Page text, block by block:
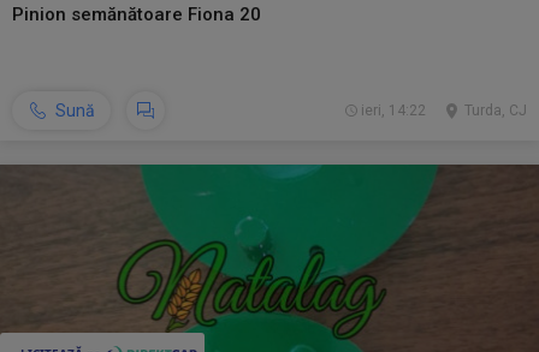
Pinion semănătoare Fiona 20
Sună Turda, CJ
ieri, 14:22